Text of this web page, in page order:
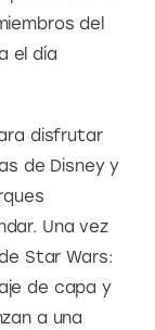
del
el día
disfrutar
de Disney y
Una vez
Star Wars:
de capa y
a una